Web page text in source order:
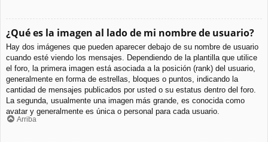
¿Qué es la imagen al lado de mi nombre de usuario?
Hay dos imágenes que pueden aparecer debajo de su nombre de usuario
cuando esté viendo los mensajes. Dependiendo de la plantilla que utilice
el foro, la primera imagen está asociada a la posición (rank) del usuario,
generalmente en forma de estrellas, bloques o puntos, indicando la
cantidad de mensajes publicados por usted o su estatus dentro del foro.
La segunda, usualmente una imagen más grande, es conocida como
avatar y generalmente es única o personal para cada usuario.
Arriba